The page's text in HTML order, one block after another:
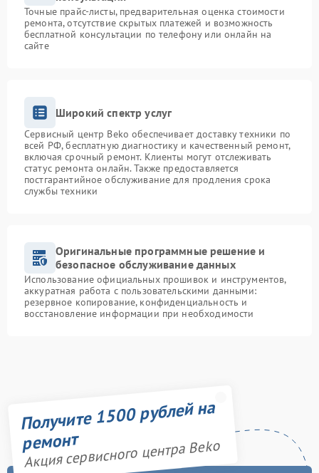
Точные прайс-листы, предварительная оценка стоимости
ремонта, отсутствие скрытых платежей и возможность
бесплатной консультации по телефону или онлайн на
сайте
Широкий спектр услуг
Сервисный центр Beko обеспечивает доставку техники по
всей РФ, бесплатную диагностику и качественный ремонт,
включая срочный ремонт. Клиенты могут отслеживать
статус ремонта онлайн. Также предоставляется
постгарантийное обслуживание для продления срока
службы техники
Оригинальные программные решение и
безопасное обслуживание данных
Использование официальных прошивок и инструментов,
аккуратная работа с пользовательскими данными:
резервное копирование, конфиденциальность и
восстановление информации при необходимости
Получите 1500 рублей на
ремонт
Акция сервисного центра Beko